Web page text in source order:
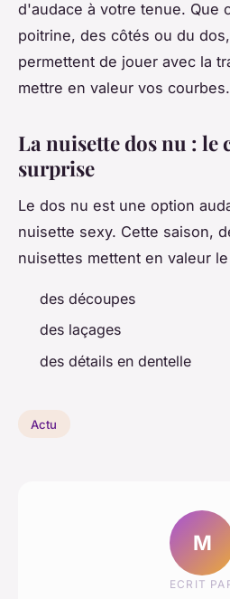
d'audace à votre tenue. Que
poitrine, des côtés ou du
permettent de jouer avec la
mettre en valeur vos courbes.
La nuisette dos nu : le
surprise
Le dos nu est une option
nuisette sexy. Cette saison,
nuisettes mettent en valeur
des découpes
des laçages
des détails en dentelle
Actu
M
ECRIT